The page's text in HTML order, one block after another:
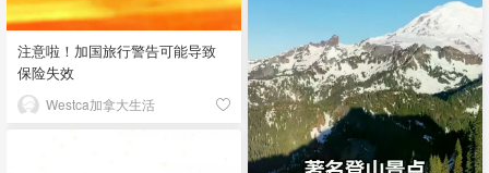
注意啦！加国旅行警告可能导致
保险失效
Westca加拿大生活